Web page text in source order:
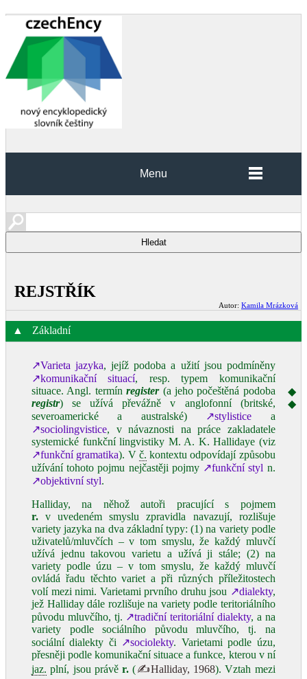
Menu
REJSTŘÍK
Autor: Kamila Mrázková
▲ Základní
↗Varieta jazyka, jejíž podoba a užití jsou podmíněny
↗komunikační situací, resp. typem komunikační
situace. Angl. termínregister(a jeho počeštěná podoba
registr) se užívá převážně v anglofonní (britské,
severoamerické a australské) ↗stylistice a
↗sociolingvistice, v návaznosti na práce zakladatele
systemické funkční lingvistiky M. A. K. Hallidaye (viz
↗funkční gramatika). V č. kontextu odpovídají způsobu
užívání tohoto pojmu nejčastěji pojmy ↗funkční styl n.
↗objektivní styl.
Halliday, na něhož autoři pracující s pojmem
r. v uvedeném smyslu zpravidla navazují, rozlišuje
variety jazyka na dva základní typy: (1) na variety podle
uživatelů/mluvčích – v tom smyslu, že každý mluvčí
užívá jednu takovou varietu a užívá ji stále; (2) na
variety podle úzu – v tom smyslu, že každý mluvčí
ovládá řadu těchto variet a při různých příležitostech
volí mezi nimi. Varietami prvního druhu jsou ↗dialekty,
jež Halliday dále rozlišuje na variety podle teritoriálního
původu mluvčího, tj. ↗tradiční teritoriální dialekty, a na
variety podle sociálního původu mluvčího, tj. na
sociální dialekty či ↗sociolekty. Varietami podle úzu,
přesněji podle komunikační situace a funkce, kterou v ní
jaz. plní, jsou právěr. (✍Halliday, 1968). Vztah mezi
◆
◆